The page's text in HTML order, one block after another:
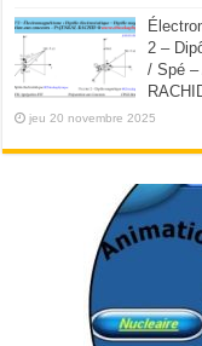
2 –
/ Spé –
jeu 20 novembre 2025